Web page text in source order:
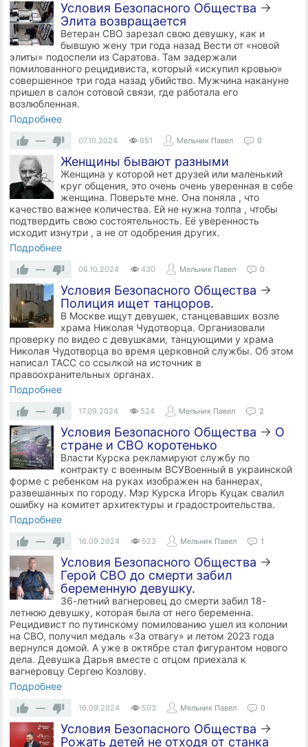
Условия Безопасного Общества →
Элита возвращается
Ветеран СВО зарезал свою девушку, как и
бывшую жену три года назад Вести от «новой
элиты» подоспели из Саратова. Там задержали
помилованного рецидивиста, который «искупил кровью»
совершенное три года назад убийство. Мужчина накануне
пришел в салон сотовой связи, где работала его
возлюбленная.
Подробнее
—
07.10.2024 651 Мельник Павел 0
Женщины бывают разными
Женщина у которой нет друзей или маленький
круг общения, это очень очень уверенная в себе
женщина. Поверьте мне. Она поняла , что
качество важнее количества. Ей не нужна толпа , чтобы
подтвердить свою состоятельность. Её уверенность
исходит изнутри , а не от одобрения других.
Подробнее
—
06.10.2024 430 Мельник Павел 0
Условия Безопасного Общества →
Полиция ищет танцоров.
В Москве ищут девушек, станцевавших возле
храма Николая Чудотворца. Организовали
проверку по видео с девушками, танцующими у храма
Николая Чудотворца во время церковной службы. Об этом
написал ТАСС со ссылкой на источник в
правоохранительных органах.
Подробнее
—
17.09.2024 524 Мельник Павел 2
Условия Безопасного Общества → О
стране и СВО коротенько
Власти Курска рекламируют службу по
контракту с военным ВСУВоенный в украинской
форме с ребенком на руках изображен на баннерах,
развешанных по городу. Мэр Курска Игорь Куцак свалил
ошибку на комитет архитектуры и градостроительства.
Подробнее
—
16.09.2024 523 Мельник Павел 1
Условия Безопасного Общества →
Герой СВО до смерти забил
беременную девушку.
36-летний вагнеровец до смерти забил 18-
летнюю девушку, которая была от него беременна.
Рецидивист по путинскому помилованию ушел из колонии
на СВО, получил медаль «За отвагу» и летом 2023 года
вернулся домой. А уже в октябре стал фигурантом нового
дела. Девушка Дарья вместе с отцом приехала к
вагнеровцу Сергею Козлову.
Подробнее
—
16.09.2024 503 Мельник Павел 0
Условия Безопасного Общества →
Рожать детей не отходя от станка